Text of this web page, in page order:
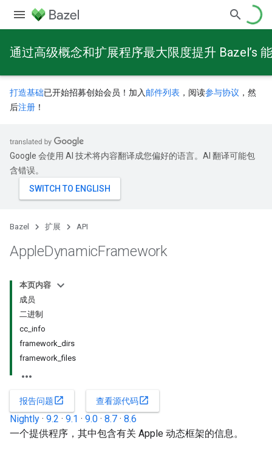
通过高级概念和扩展程序最大限度提升 Bazel’s
打造基础已开始招募创始会员！加入 邮件列表 ，阅读参与协议 ，然
后注册 ！
Google 会使用 AI 技术将内容翻译成您偏好的语言。AI 翻译可能包
含错误。
Bazel 扩展 API
AppleDynamicFramework
本页内容
成员
二进制
cc_info
framework_dirs
framework_files
报告问题open_in_new 查看源代码open_in_new
Nightly · 9.2 · 9.1 · 9.0 · 8.7 · 8.6
一个提供程序，其中包含有关 Apple 动态框架的信息。